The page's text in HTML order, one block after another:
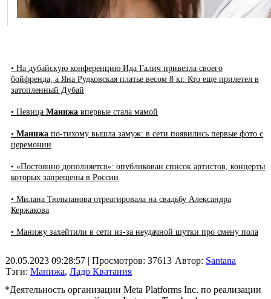
• На дубайскую конференцию Ида Галич привезла своего
бойфренда, а Яна Рудковская платье весом 8 кг. Кто еще прилетел в
затопленный Дубай
• Певица Манижа впервые стала мамой
• Манижа по-тихому вышла замуж: в сети появились первые фото с
церемонии
• «Постоянно дополняется»: опубликован список артистов, концерты
которых запрещены в России
• Милана Тюльпанова отреагировала на свадьбу Александра
Кержакова
• Манижу захейтили в сети из-за неудачной шутки про смену пола
20.05.2023 09:28:57 | Просмотров: 37613
Тэги: Манижа, Ладо Кватания
Автор: Santana
*Деятельность организации Meta Platforms Inc. по реализации